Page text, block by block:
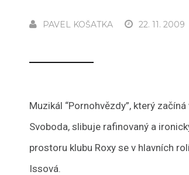
PAVEL KOŠATKA 22. 11. 2009
Muzikál “Pornohvězdy”, který
Svoboda, slibuje rafinovaný a
prostoru klubu Roxy se v hlavních
Issová.